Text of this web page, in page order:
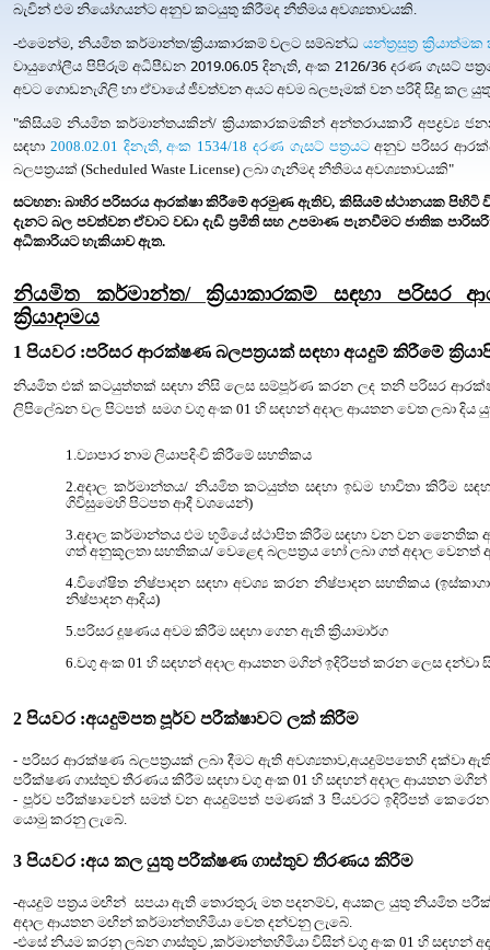
බැවින් එම නියෝගයන්ට අනුව කටයුතු කිරීමද නීතිමය අවශ්‍යතාවයකි.
-එමෙන්ම, නියමිත කර්මාන්ත/ක්‍රියාකාරකම් වලට සම්බන්ධ යන්ත්‍රසුත්‍ර
වායුගෝලීය පිපිරුම් අධිපීඩන 2019.06.05 දිනැති, අංක 2126/36 දරණ ගැසට්
අවට ගොඩනැගිලි හා ඒවායේ ජීවත්වන අයට අවම බලපෑමක් වන පරිදි සිදු කල
"කිසියම් නියමිත කර්මාන්තයකින්/ ක්‍රියාකාරකමකින් අන්තරායකාරී
සඳහා 2008.02.01 දිනැති, අංක 1534/18 දරණ ගැසට්‍ පත්‍රයටඅනුව පරිසර
බලපත්‍රයක් (Scheduled Waste License) ලබා ගැනීමද නීතිමය අවශ්‍යතාවයකි"
සටහන: බාහිර පරිසරය ආරක්ෂා කිරීමේ අරමුණ ඇතිව, කිසියම් ස්ථානයක පිහිටි
දැනට බල පවත්වන ඒවාට වඩා දැඩි ප්‍රමිති සහ උපමාණ පැනවීමට ජාතික
අධිකාරියට හැකියාව ඇත.
නියමිත කර්මාන්ත/ ක්‍රියාකාරකම් සඳහා පරිසර
ක්‍රියාදාමය
1 පියවර :පරිසර ආරක්ෂණ බලපත්‍රයක් සඳහා අයදුම් කිරීමේ
නියමිත එක් කටයුත්තක් සඳහා නිසි ලෙස සම්පූර්ණ කරන ලද තනි පරිසර
ලිපිලේඛන වල පිටපත් සමග වගු අංක 01 හි සඳහන් අදාල ආයතන වෙත ලබා දිය
1.ව්‍යාපාර නාම ලියාපදිංචි කිරීමේ සහතිකය
2.අදාල කර්මාන්තය/ නියමිත කටයුත්ත සඳහා ඉඩම භාවිතා කිරීම
ගිවිසුමෙහි පිටපත ආදී වශයෙන්)
3.අදාල කර්මාන්තය එම භූමියේ ස්ථාපිත කිරීම සඳහා වන වන නෛතික
ගත් අනුකූලතා සහතිකය/ වෙළෙඳ බලපත්‍රය හෝ ලබා ගත් අදාල
4.විශේෂිත නිෂ්පාදන සඳහා අවශ්‍ය කරන නිෂ්පාදන සහතිකය
නිෂ්පාදන ආදිය)
5.පරිසර දූෂණය අවම කිරීම සඳහා ගෙන ඇති ක්‍රියාමාර්ග
6.වගු අංක 01 හි සඳහන් අදාල ආයතන මගින් ඉදිරිපත් කරන ලෙස
2 පියවර :අයදුම්පත පූර්ව පරීක්ෂාවට ලක් කිරීම
- පරිසර ආරක්ෂණ බලපත්‍රයක් ලබා දීමට ඇති අවශ්‍යතාව,අයදුම්පතෙහි දක්වා
පරීක්ෂණ ගාස්තුව තීරණය කිරීම සඳහා වගු අංක 01 හි සඳහන් අදාල ආයතන
- පූර්ව පරීක්ෂාවෙන් සමත් වන අයදුම්පත් පමණක්3 පියවරට ඉදිරිපත්
යොමු කරනු ලැබේ.
3 පියවර :අය කල යුතු පරීක්ෂණ ගාස්තුව තීරණය කිරීම
-අයදුම් පත්‍රය මඟින් සපයා ඇති තොරතුරු මත පදනම්ව, අයකල යුතු නියමිත
අදාල ආයතන මඟින් කර්මාන්තහිමියා වෙත දන්වනු ලැබේ.
-එසේ නියම කරනු ලබන ගාස්තුව ,කර්මාන්තහිමියා විසින් වගු අංක 01 හි සඳහන්